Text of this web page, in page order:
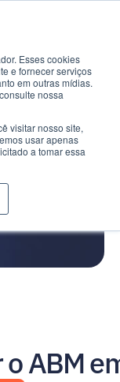
Esses cookies
e fornecer serviços
em outras mídias.
nossa
visitar nosso site,
usar apenas
a tomar essa
para
ABM
ABM